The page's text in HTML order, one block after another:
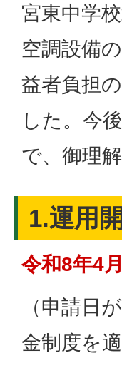
宮東中学
空調設備
益者負担
した。今
で、御理
1.運用
令和8年4
（申請日
金制度を